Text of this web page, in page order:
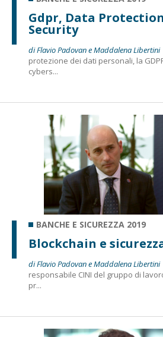
Gdpr, Data
Security
di Flavio Padovan e Maddalena
protezione dei dati personali, la
cybers...
BANCHE E SICUREZZA 2019
Blockchain e
di Flavio Padovan e Maddalena
responsabile CINI del gruppo di
pr...